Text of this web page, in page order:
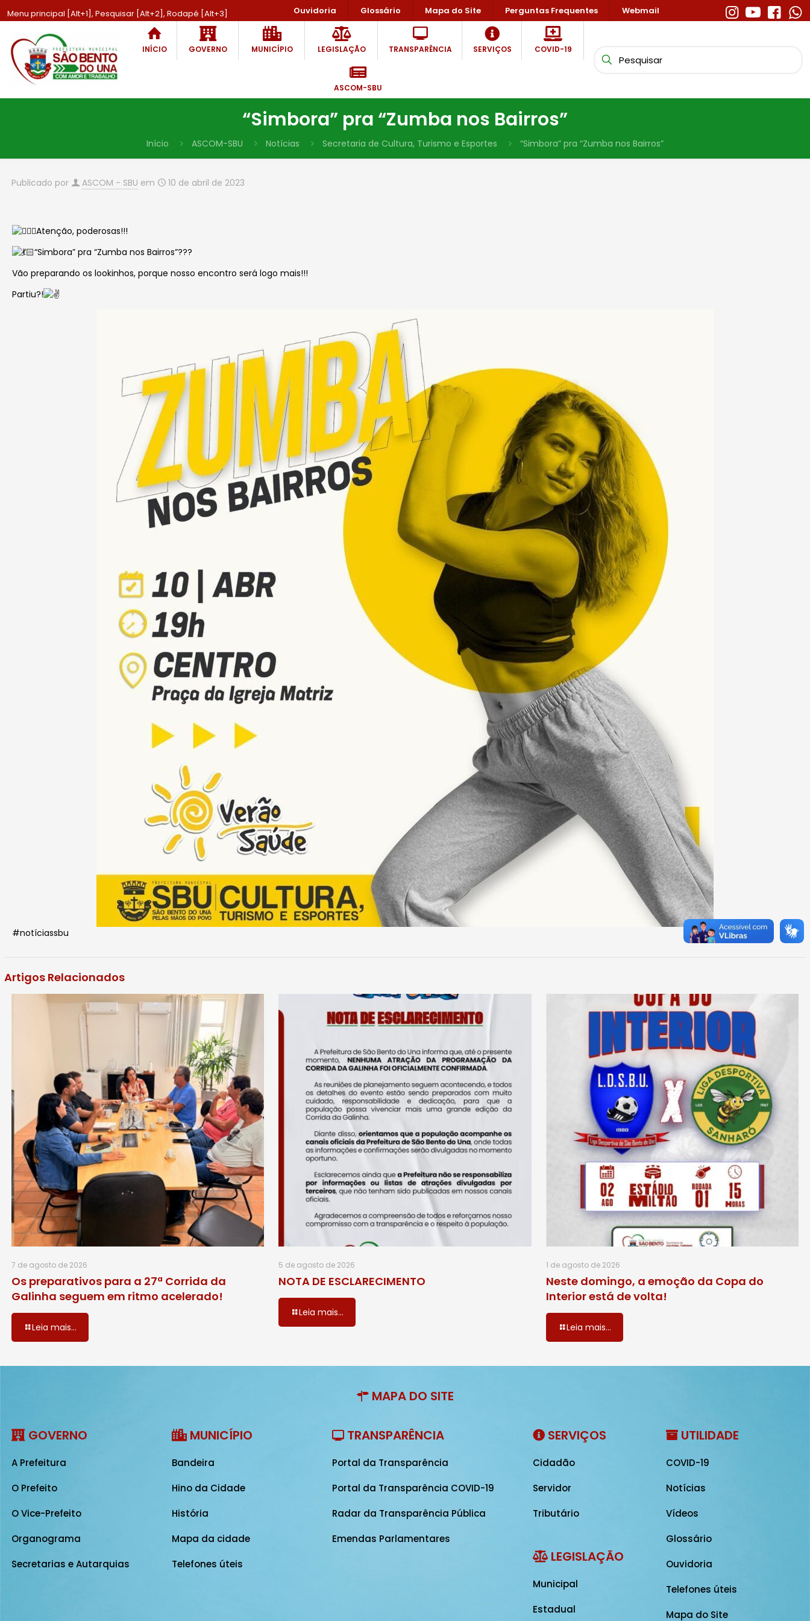
Menu principal [Alt+1], Pesquisar [Alt+2], Rodapé [Alt+3] Ouvidoria Glossário Mapa do Site Perguntas Frequentes Webmail
INÍCIO GOVERNO MUNICÍPIO LEGISLAÇÃO TRANSPARÊNCIA SERVIÇOS COVID-19
ASCOM-SBU
“Simbora” pra “Zumba nos Bairros”
Início ASCOM-SBU Notícias Secretaria de Cultura, Turismo e Esportes “Simbora” pra “Zumba nos Bairros”
Publicado por ASCOM - SBU em 10 de abril de 2023
Atenção, poderosas!!!
“Simbora” pra “Zumba nos Bairros”???
Vão preparando os lookinhos, porque nosso encontro será logo mais!!!
Partiu?!
#notíciassbu
Artigos Relacionados
7 de agosto de 2026
Os preparativos para a 27ª Corrida da
Galinha seguem em ritmo acelerado!
Leia mais...
5 de agosto de 2026
NOTA DE ESCLARECIMENTO
Leia mais...
1 de agosto de 2026
Neste domingo, a emoção da Copa do
Interior está de volta!
Leia mais...
MAPA DO SITE
GOVERNO
A Prefeitura
O Prefeito
O Vice-Prefeito
Organograma
Secretarias e Autarquias
MUNICÍPIO
Bandeira
Hino da Cidade
História
Mapa da cidade
Telefones úteis
TRANSPARÊNCIA
Portal da Transparência
Portal da Transparência COVID-19
Radar da Transparência Pública
Emendas Parlamentares
SERVIÇOS
Cidadão
Servidor
Tributário
LEGISLAÇÃO
Municipal
Estadual
UTILIDADE
COVID-19
Notícias
Vídeos
Glossário
Ouvidoria
Telefones úteis
Mapa do Site